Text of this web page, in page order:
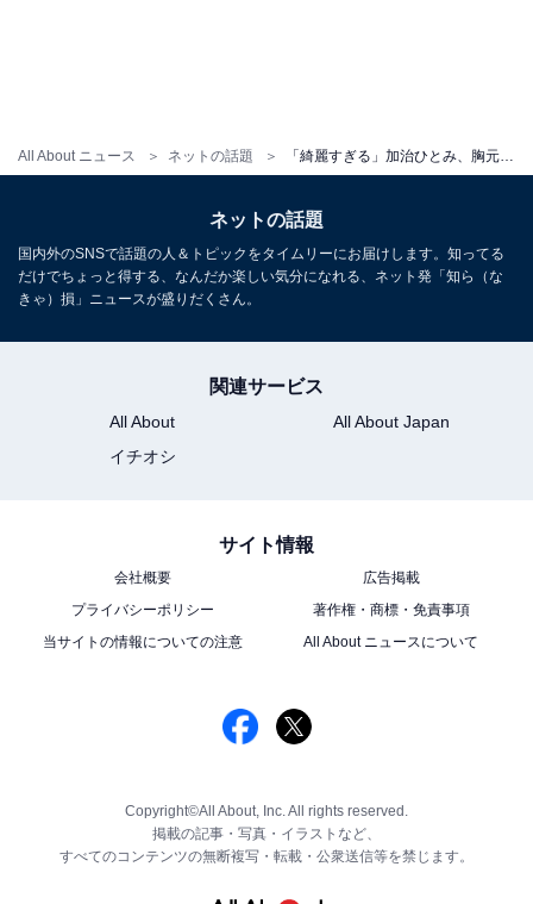
All About ニュース ネットの話題
ネットの話題
国内外のSNSで話題の人＆トピックをタイムリーにお届けします。知ってる
だけでちょっと得する、なんだか楽しい気分になれる、ネット発「知ら（な
きゃ）損」ニュースが盛りだくさん。
関連サービス
All About
All About Japan
イチオシ
サイト情報
会社概要
広告掲載
プライバシーポリシー
著作権・商標・免責事項
当サイトの情報についての注意
All About ニュースについて
Copyright©All About, Inc. All rights reserved.
掲載の記事・写真・イラストなど、
すべてのコンテンツの無断複写・転載・公衆送信等を禁じます。